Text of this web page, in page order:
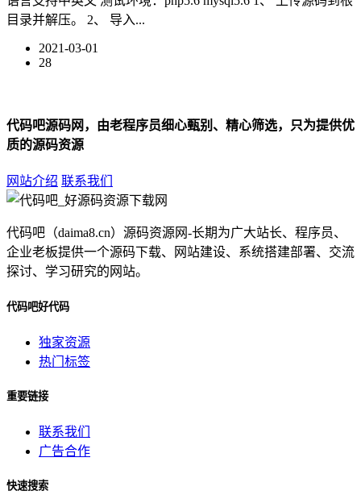
目录并解压。 2、 导入...
2021-03-01
28
代码吧源码网，由老程序员细心甄别、精心筛选，只为提供优
质的源码资源
网站介绍 联系我们
代码吧（daima8.cn）源码资源网-长期为广大站长、程序员、
企业老板提供一个源码下载、网站建设、系统搭建部署、交流
探讨、学习研究的网站。
代码吧好代码
独家资源
热门标签
重要链接
联系我们
广告合作
快速搜索